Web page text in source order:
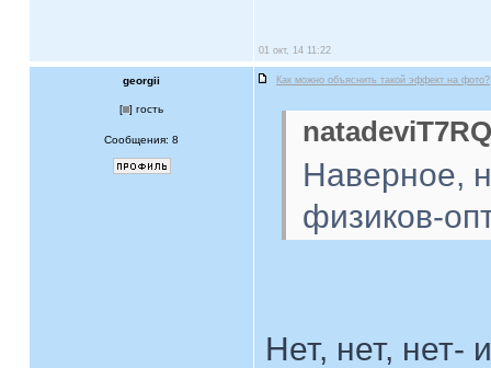
01 окт, 14 11:22
georgii Как можно объяснить такой эффект на фото?
[ ] гость
Сообщения: 8
Наверное,
физиков-
Нет, нет, нет-